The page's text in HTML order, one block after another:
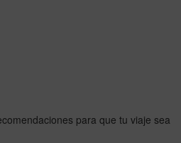
para que tu viaje sea